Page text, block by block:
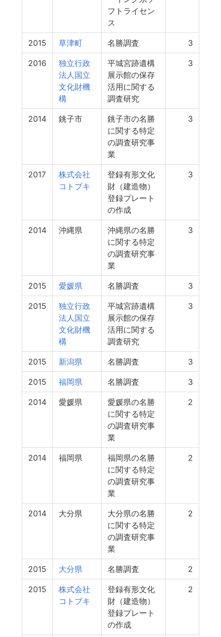
フトライセン
ス
2015 草津町 名勝調査 3
2016
独立行政
法人国立
文化財機
構
平城宮跡遺構
展示館の保存
活用に関する
調査研究
3
2014 銚子市
銚子市の名勝
に関する特定
の調査研究事
業
3
2017
株式会社
コトブキ
登録有形文化
財（建造物）
登録プレート
の作成
3
2014 沖縄県
沖縄県の名勝
に関する特定
の調査研究事
業
3
2015 愛媛県 名勝調査 3
2015
独立行政
法人国立
文化財機
構
平城宮跡遺構
展示館の保存
活用に関する
調査研究
3
2015 新潟県 名勝調査 3
2015 福岡県 名勝調査 3
2014 愛媛県
愛媛県の名勝
に関する特定
の調査研究事
業
2
2014 福岡県
福岡県の名勝
に関する特定
の調査研究事
業
2
2014 大分県
大分県の名勝
に関する特定
の調査研究事
業
2
2015 大分県 名勝調査 2
2015
株式会社
コトブキ
登録有形文化
財（建造物）
登録プレート
の作成
2